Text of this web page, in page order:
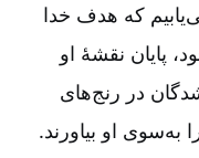
که هدف خدا
پایان نقشۀ او
در رنج‌‌های
او بیاورند.